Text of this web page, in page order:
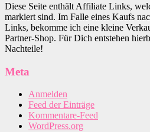
Diese Seite enthält Affiliate Links,
markiert sind. Im Falle eines Kaufs
Links, bekomme ich eine kleine
Partner-Shop. Für Dich entstehen
Nachteile!
Meta
Anmelden
Feed der Einträge
Kommentare-Feed
WordPress.org